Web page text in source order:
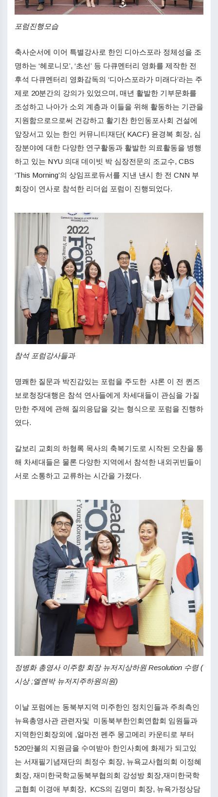
포럼진행모습
축사순서에 이어 특별강사로 한인 디아스포라 정체성을 조
명하는 ‘헤로니모’, ‘초선’ 등 다큐멘터리 영화를 제작한 전
후석 다큐멘터리 영화감독의 ‘디아스포라가 미래다’라는 주
제로 20분간의 강의가 있었으며, 매년 활발한 기부문화를
조성하고 나아가 소외 계층과 이들을 위해 활동하는 기관을
지원함으로으로써 건강하고 활기찬 한인동포사회 건설에
앞장서고 있는 한인 커뮤니티재단( KACF) 윤경복 회장, 심
장분야에 대한 다양한 연구활동과 활발한 의료활동을 병행
하고 있는 NYU 의대 데이빗 박 심장전문의 조교수, CBS
‘This Morning’의 상임프로듀서를 지낸 낸시 한 전 CNN 부
회장이 연사로 참석한 리더쉽 포럼이 진행되었다.
참석 포럼강사들과
명쾌한 질문과 박진감있는 포럼을 주도한 샤론 이 전 퀸즈
보로청장대행은 참석 연사들에게 차세대들이 관심을 가질
만한 주제에 관해 질의응답을 갖는 형식으로 포럼을 진행하
였다.
갈보리 교회의 하형록 목사의 축복기도로 시작된 오찬을 통
해 차세대들은 물론 다양한 지역에서 참석한 내외귀빈들이
서로 소통하고 교류하는 시간을 가졌다.
정병화 총영사 이주향 회장 뉴저지상하원 Resolution 수령 (
시상 ;엘렌박 뉴저지주하원의원)
이날 포럼에는 동북부지역 미주한인 정치인들과 주최측인
뉴욕총영사관 관련자및 미동북부한인회연합회 임원들과
지역한인회장외에 ,얼마전 펜주 몽고메리 카운티로 부터
520만불의 지원금을 수여받아 한인사회에 화제가 되고있
는 서재필기념재단의 최정수 회장, 뉴욕교사협의회 이정혜
회장, 재미한국학교동북부협의회 강성방 회장,재미한국학
교협회 이경애 부회장, KCS의 김명미 회장, 뉴욕가정상담